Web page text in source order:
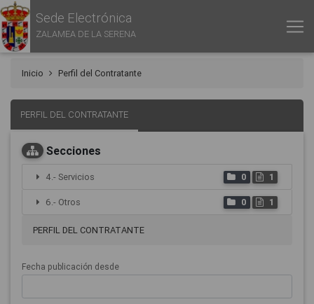
Sede Electrónica
ZALAMEA DE LA SERENA
Inicio Perfil del Contratante
PERFIL DEL CONTRATANTE
Secciones
4.- Servicios 0 1
6.- Otros 0 1
PERFIL DEL CONTRATANTE
Fecha publicación desde